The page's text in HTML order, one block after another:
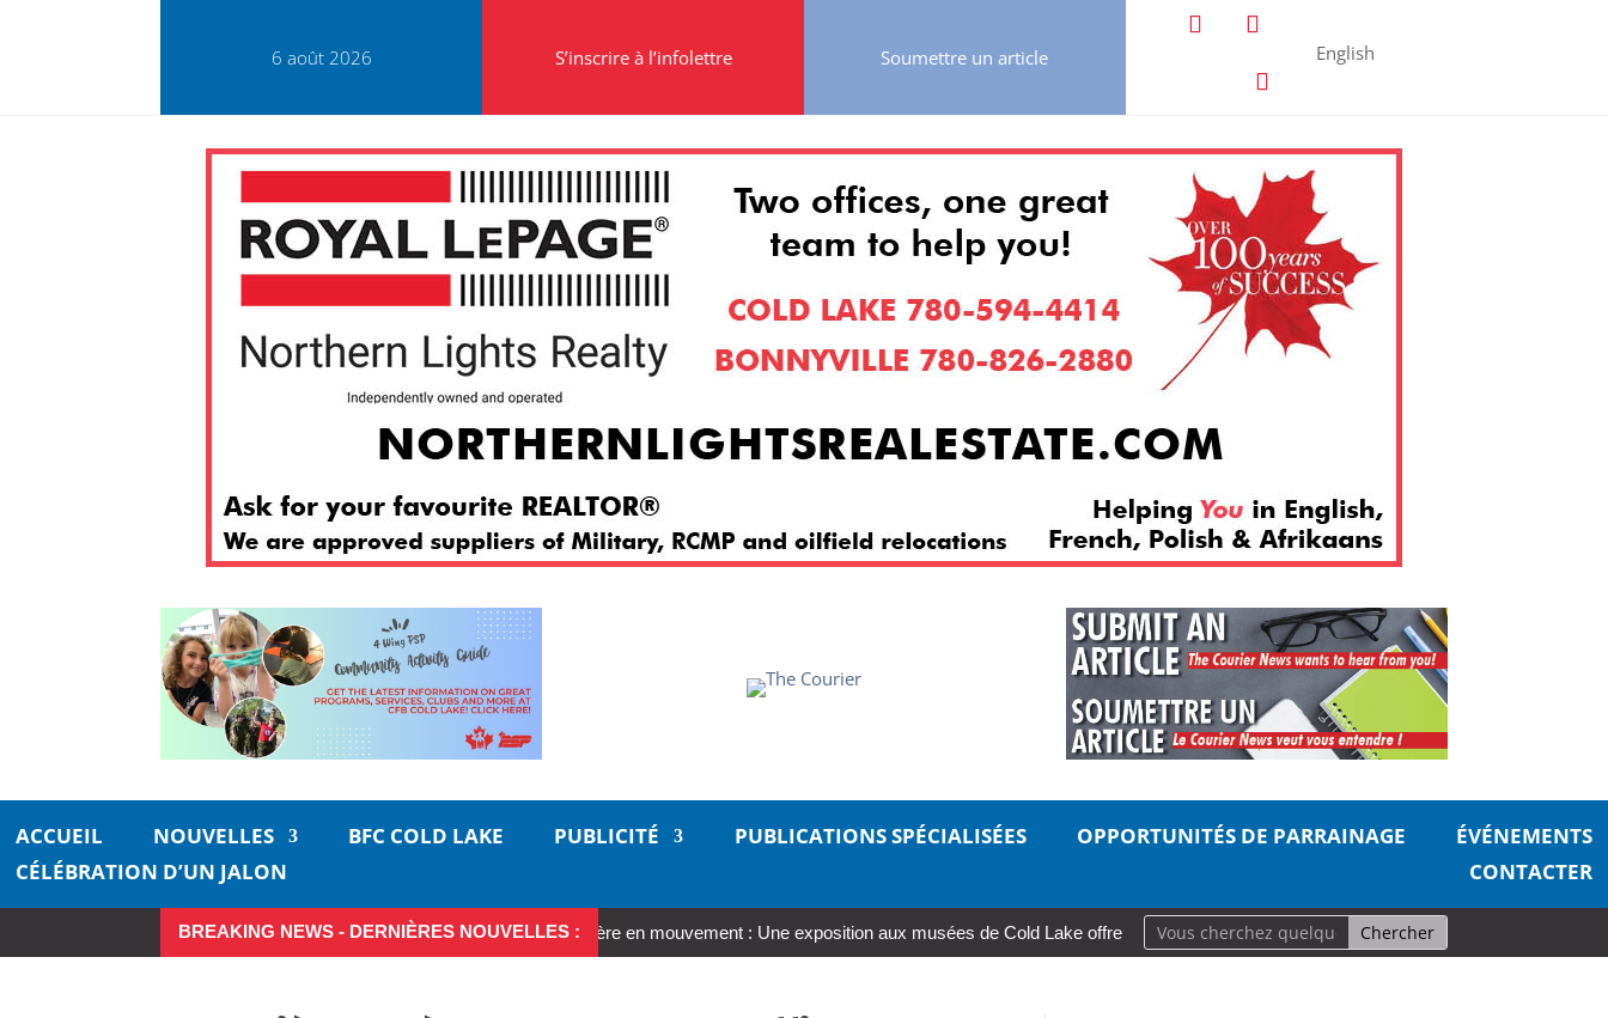
6 août 2026 S’inscrire à l’infolettre Soumettre un article English
ACCUEIL NOUVELLES BFC COLD LAKE PUBLICITÉ PUBLICATIONS SPÉCIALISÉES OPPORTUNITÉS DE PARRAINAGE
ÉVÉNEMENTS
CÉLÉBRATION D’UN JALON
CONTACTER
BREAKING NEWS - DERNIÈRES NOUVELLES :
Aurevoir, pécheurs Une carrière en mouvement : Une exposition aux musées de Cold Lake offre à une monitrice locale l’occasion de se replonger dans l’histoire du